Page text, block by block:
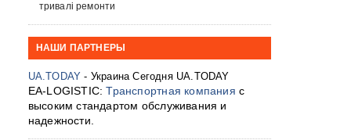
тривалі ремонти
НАШИ ПАРТНЕРЫ
UA.TODAY - Украина Сегодня UA.TODAY
EA-LOGISTIC:Транспортная компания с
высоким стандартом обслуживания и
надежности.